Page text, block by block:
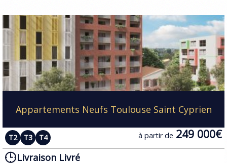
Appartements Neufs Toulouse Saint Cyprien
T2 T3 T4 à partir de 249 000€
Livraison Livré